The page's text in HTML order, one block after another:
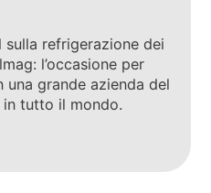
sulla refrigerazione dei
l’occasione per
grande azienda del
tutto il mondo.